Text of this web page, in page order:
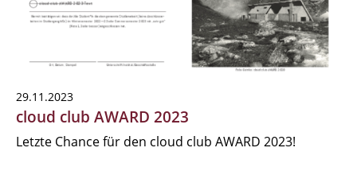
29.11.2023
cloud club AWARD 2023
Letzte Chance für den cloud club AWARD 2023!